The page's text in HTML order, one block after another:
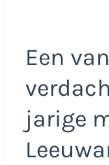
Een
jarige